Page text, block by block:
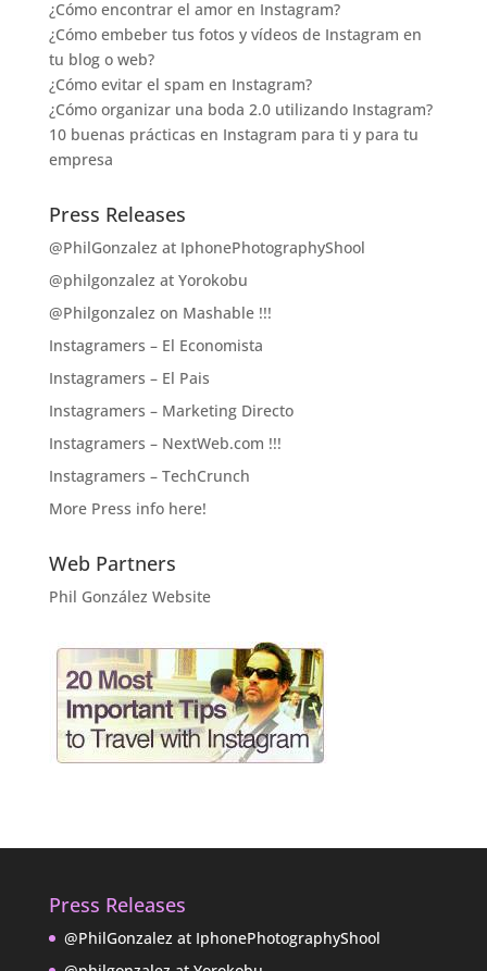
¿Cómo encontrar el amor en Instagram?
¿Cómo embeber tus fotos y vídeos de Instagram en
tu blog o web?
¿Cómo evitar el spam en Instagram?
¿Cómo organizar una boda 2.0 utilizando Instagram?
10 buenas prácticas en Instagram para ti y para tu
empresa
Press Releases
@PhilGonzalez at IphonePhotographyShool
@philgonzalez at Yorokobu
@Philgonzalez on Mashable !!!
Instagramers – El Economista
Instagramers – El Pais
Instagramers – Marketing Directo
Instagramers – NextWeb.com !!!
Instagramers – TechCrunch
More Press info here!
Web Partners
Phil González Website
Press Releases
@PhilGonzalez at IphonePhotographyShool